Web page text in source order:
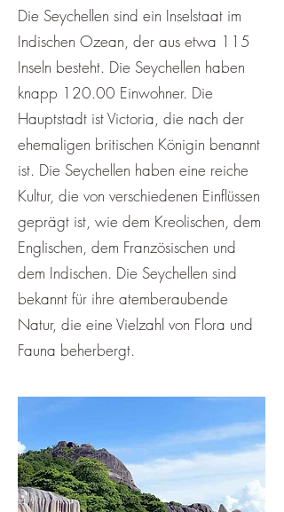
Die Seychellen sind ein Inselstaat im
Indischen Ozean, der aus etwa 115
Inseln besteht. Die Seychellen haben
knapp 120.00 Einwohner. Die
Hauptstadt ist Victoria, die nach der
ehemaligen britischen Königin benannt
ist. Die Seychellen haben eine reiche
Kultur, die von verschiedenen Einflüssen
geprägt ist, wie dem Kreolischen, dem
Englischen, dem Französischen und
dem Indischen. Die Seychellen sind
bekannt für ihre atemberaubende
Natur, die eine Vielzahl von Flora und
Fauna beherbergt.